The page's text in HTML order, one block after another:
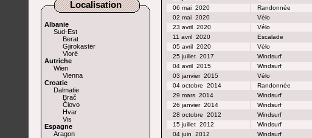
06 mai 2020 Randonnée
02 mai 2020 Vélo
23 avril 2020 Vélo
11 avril 2020 Escalade
05 avril 2020 Vélo
25 juillet 2017 Windsurf
04 avril 2015 Windsurf
03 janvier 2015 Vélo
04 octobre
2014 Randonnée
29 mars 2014 Windsurf
26 janvier 2014 Windsurf
28 octobre
2012 Windsurf
15 juillet 2012 Windsurf
04 juin
2012 Windsurf
Localisation
Albanie
Sud-Est
Berat
Gjirokastër
Vlorë
Autriche
Wien
Vienna
Croatie
Dalmatie
Brač
Čiovo
Hvar
Vis
Espagne
Aragon